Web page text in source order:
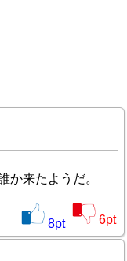
か来たようだ。
8pt 6pt